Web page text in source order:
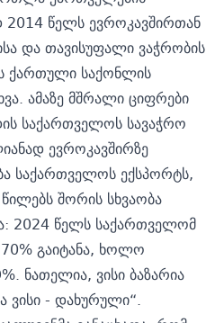
წელს ევროკავშირთან
და თავისუფალი ვაჭრობის
ქართული საქონლის
ამაზე მშრალი ციფრები
საქართველოს სავაჭრო
ევროკავშირზე
საქართველოს ექსპორტს,
შორის სხვაობა
წელს საქართველომ
გაიტანა, ხოლო
ნათელია, ვისი ბაზარია
ვისი - დახურული“.